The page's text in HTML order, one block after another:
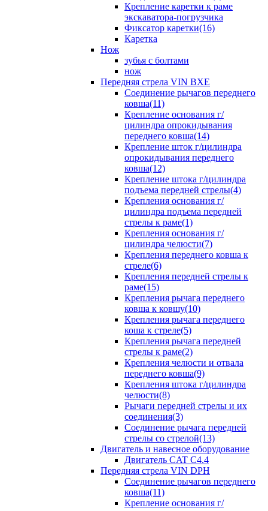
Крепление каретки к раме
экскаватора-погрузчика
Фиксатор каретки(16)
Каретка
Нож
зубья с болтами
нож
Передняя стрела VIN BXE
Cоединение рычагов переднего
ковша(11)
Крепление основания г/
цилиндра опрокидывания
переднего ковша(14)
Крепление шток г/цилиндра
опрокидывания переднего
ковша(12)
Крепление штока г/цилиндра
подъема передней стрелы(4)
Крепления основания г/
цилиндра подъема передней
стрелы к раме(1)
Крепления основания г/
цилиндра челюсти(7)
Крепления переднего ковша к
стреле(6)
Крепления передней стрелы к
раме(15)
Крепления рычага переднего
ковша к ковшу(10)
Крепления рычага переднего
коша к стреле(5)
Крепления рычага передней
стрелы к раме(2)
Крепления челюсти и отвала
переднего ковша(9)
Крепления штока г/цилиндра
челюсти(8)
Рычаги передней стрелы и их
соединения(3)
Соединение рычага передней
стрелы со стрелой(13)
Двигатель и навесное оборудование
Двигатель CAT C4.4
Передняя стрела VIN DPH
Cоединение рычагов переднего
ковша(11)
Крепление основания г/